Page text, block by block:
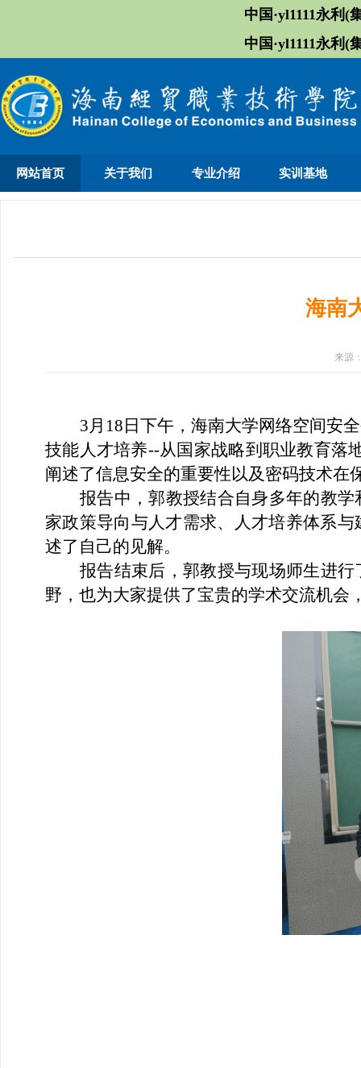
中国·yl1111永利(
中国·yl1111永利(
网站首页 关于我们 专业介绍 实训基地
海南
来源
3月18日下午，海南大学网络空间安
技能人才培养--从国家战略到职业教育落
阐述了信息安全的重要性以及密码技术在
报告中，郭教授结合自身多年的教
家政策导向与人才需求、人才培养体系
述了自己的见解。
报告结束后，郭教授与现场师生进
野，也为大家提供了宝贵的学术交流机会